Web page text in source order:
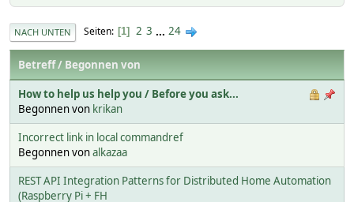
NACH UNTEN Seiten 1 2 3 ... 24
Betreff/ Begonnen von
How to help us help you / Before you ask...
Begonnen von krikan
Incorrect link in local commandref
Begonnen vonalkazaa
REST API Integration Patterns for Distributed Home Automation
(Raspberry Pi + FH